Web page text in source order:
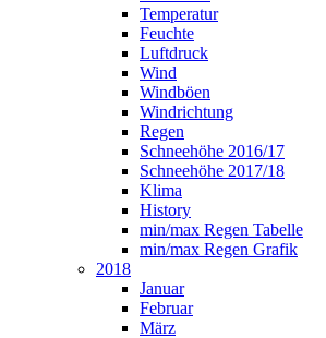
Temperatur
Feuchte
Luftdruck
Wind
Windböen
Windrichtung
Regen
Schneehöhe 2016/17
Schneehöhe 2017/18
Klima
History
min/max Regen Tabelle
min/max Regen Grafik
2018
Januar
Februar
März